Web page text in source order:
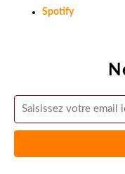
Spotify